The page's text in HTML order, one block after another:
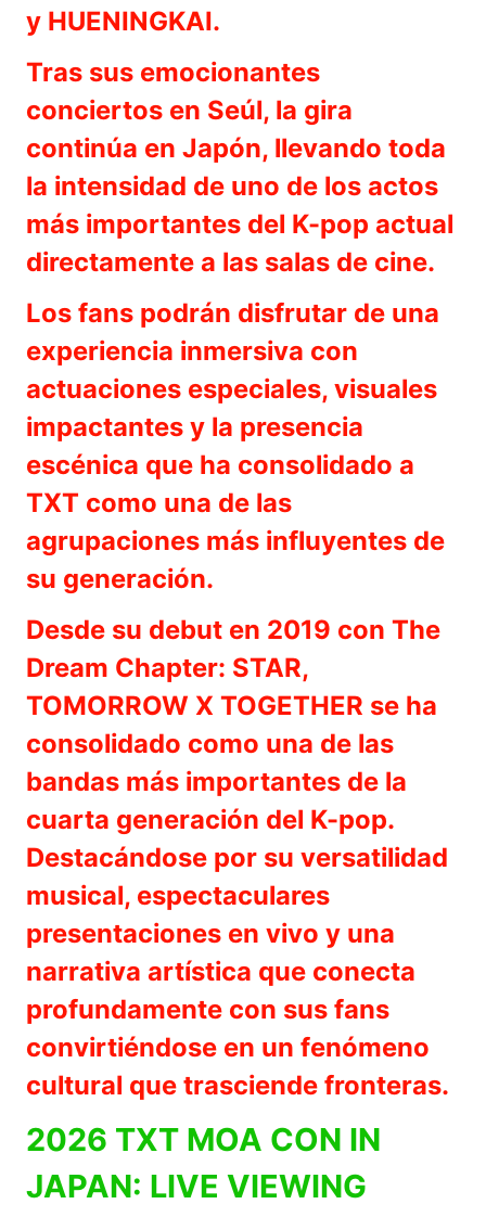
y HUENINGKAI.
Tras sus emocionantes
conciertos en Seúl, la gira
continúa en Japón, llevando toda
la intensidad de uno de los actos
más importantes del K-pop actual
directamente a las salas de cine.
Los fans podrán disfrutar de una
experiencia inmersiva con
actuaciones especiales, visuales
impactantes y la presencia
escénica que ha consolidado a
TXT como una de las
agrupaciones más influyentes de
su generación.
Desde su debut en 2019 con The
Dream Chapter: STAR,
TOMORROW X TOGETHER se ha
consolidado como una de las
bandas más importantes de la
cuarta generación del K-pop.
Destacándose por su versatilidad
musical, espectaculares
presentaciones en vivo y una
narrativa artística que conecta
profundamente con sus fans
convirtiéndose en un fenómeno
cultural que trasciende fronteras.
2026 TXT MOA CON IN
JAPAN: LIVE VIEWING